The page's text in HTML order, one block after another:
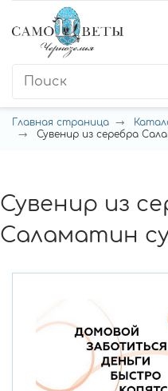
Главная страница
Сувенир из серебра
Сувенир из
Саламатин